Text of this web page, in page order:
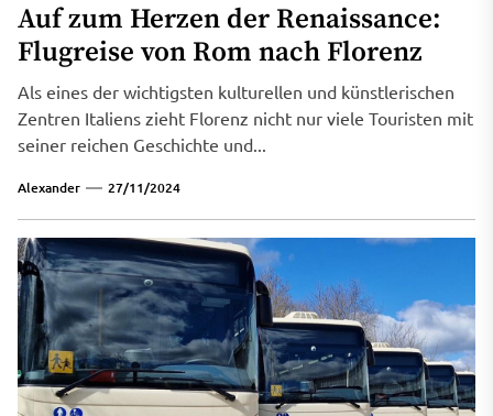
Auf zum Herzen der Renaissance:
Flugreise von Rom nach Florenz
Als eines der wichtigsten kulturellen und künstlerischen
Zentren Italiens zieht Florenz nicht nur viele Touristen mit
seiner reichen Geschichte und...
Alexander 27/11/2024